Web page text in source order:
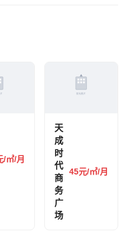
/㎡/月
天
成
时
代
商
务
广
场
45元/㎡/月